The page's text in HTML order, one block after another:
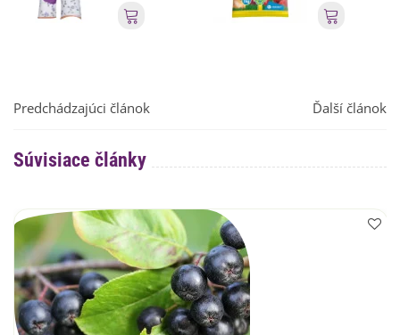
Pridať do košíka
Predchádzajúci článok Ďalší článok
Súvisiace články